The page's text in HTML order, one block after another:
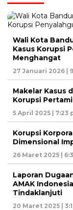
Wali Kota
Kasus Korupsi
Menghangat
27 Januari 2026 |
Makelar Kasus
Korupsi
5 April 2025 | 7:23
Korupsi
Dimensional
26 Maret 2025 |
Laporan
AMAK
Tindaklanjuti
20 Maret 2025 |